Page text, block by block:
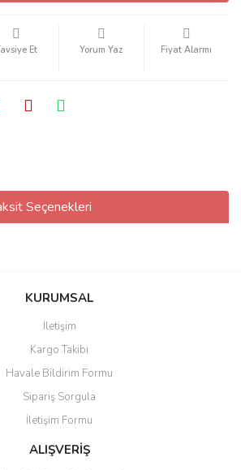
Et Yorum Yaz Fiyat Alarmı
Seçenekleri
KURUMSAL
İletişim
Kargo Takibi
Havale Bildirim Formu
Sipariş Sorgula
İletişim Formu
ALIŞVERİŞ